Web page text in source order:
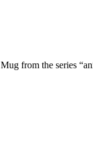
Mug from the series